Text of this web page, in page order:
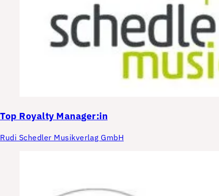
Top Royalty Manager:in
Rudi Schedler Musikverlag GmbH